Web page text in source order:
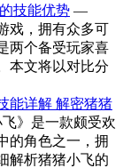
技能优势 —
戏，拥有众多可
两个备受玩家喜
本文将以对比分
能详解 解密猪猪
》是一款颇受欢
的角色之一，拥
解析猪猪小飞的